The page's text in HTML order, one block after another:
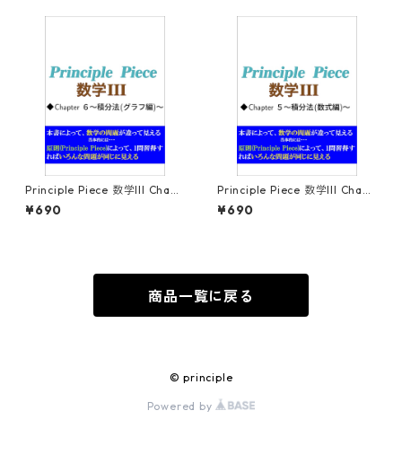
Principle Piece 数学III Chapt
er6～積分法(グラフ編)～
¥690
Principle Piece 数学III Chapt
er5～積分法(数式編)～
¥690
商品一覧に戻る
© principle
Powered by